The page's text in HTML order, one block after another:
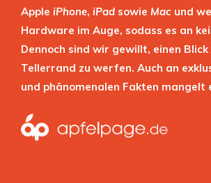
Apple iPhone, iPad sowie Mac und
Hardware im Auge, sodass es an
Dennoch sind wir gewillt, einen Blick
Tellerrand zu werfen. Auch an
und phänomenalen Fakten mangelt